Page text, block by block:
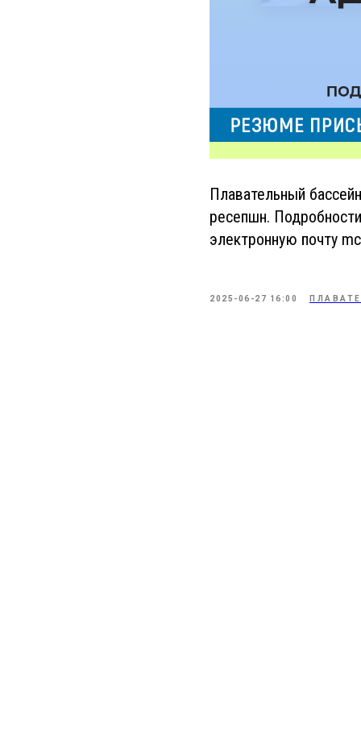
Плавательный
ресепшн.
электронную почту
2025-06-27 16:00